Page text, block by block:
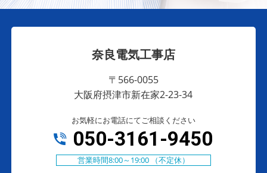
奈良電気工事店
〒566-0055
大阪府摂津市新在家2-23-34
お気軽にお電話にてご相談ください
050-3161-9450
営業時間8:00～19:00 （不定休）